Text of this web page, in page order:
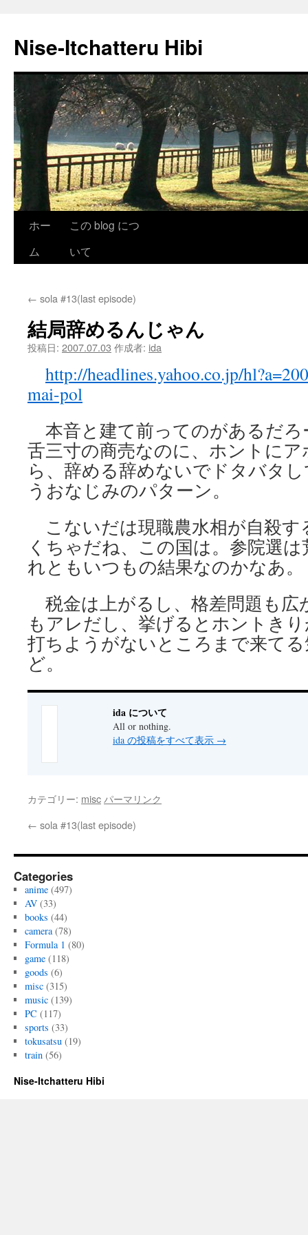
Nise-Itchatteru Hibi
ン
ツ
へ
キ
ホー
ム
この blog につ
いて
← sola #13(last episode)
結局辞めるんじゃん
投稿日: 2007.07.03 作成者: ida
http://headlines.yahoo.co.jp/
mai-pol
本音と建て前ってのがあるだろ
舌三寸の商売なのに、ホントに
ら、辞める辞めないでドタバタ
うおなじみのパターン。
こないだは現職農水相が自殺す
くちゃだね、この国は。参院選
れともいつもの結果なのかなあ。
税金は上がるし、格差問題も広
もアレだし、挙げるとホントき
打ちようがないところまで来て
ど。
ida について
All or nothing.
ida の投稿をすべて表示 →
カテゴリー: misc パーマリンク
← sola #13(last episode)
Categories
anime(497)
AV(33)
books (44)
camera(78)
Formula 1 (80)
game(118)
goods (6)
misc(315)
music(139)
PC (117)
sports (33)
tokusatsu(19)
train(56)
Nise-Itchatteru Hibi